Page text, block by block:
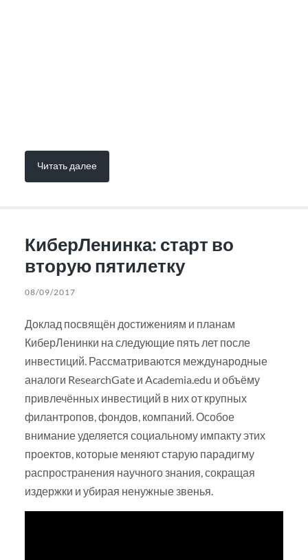
Читать далее
КиберЛенинка: старт во
вторую пятилетку
08/09/2017
Доклад посвящён достижениям и планам
КиберЛенинки на следующие пять лет после
инвестиций. Рассматриваются международные
аналоги ResearchGate и Academia.edu и объёму
привлечённых инвестиций в них от крупных
филантропов, фондов, компаний. Особое
внимание уделяется социальному импакту этих
проектов, которые меняют старую парадигму
распространения научного знания, сокращая
издержки и убирая ненужные звенья.